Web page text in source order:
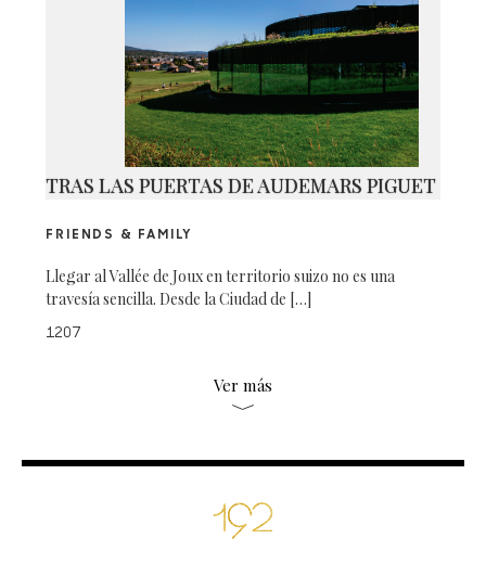
TRAS LAS PUERTAS DE AUDEMARS PIGUET
FRIENDS & FAMILY
Llegar al Vallée de Joux en territorio suizo no es una
travesía sencilla. Desde la Ciudad de […]
1207
Ver más